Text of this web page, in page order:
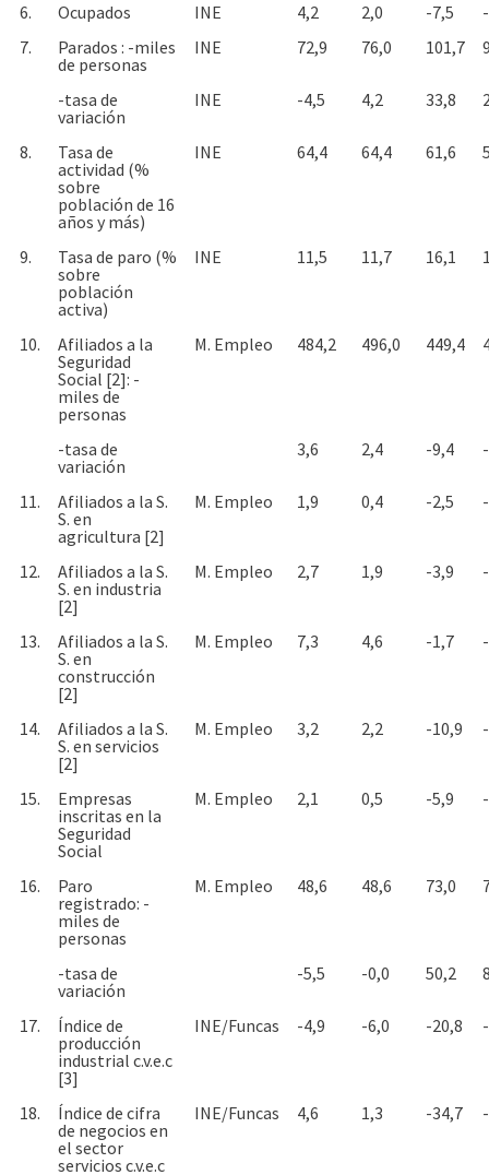
6. Ocupados INE 4,2 2,0 -7,5
7.
Parados : -miles
de personas
INE 72,9 76,0 101,7
-tasa de
variación
INE -4,5 4,2 33,8
8.
Tasa de
actividad (%
sobre
población de 16
años y más)
INE 64,4 64,4 61,6
9.
Tasa de paro (%
sobre
población
activa)
INE 11,5 11,7 16,1
10.
Afiliados a la
Seguridad
Social [2]: -
miles de
personas
M. Empleo 484,2 496,0 449,4
-tasa de
variación
3,6 2,4 -9,4
11.
Afiliados a la S.
S. en
agricultura [2]
M. Empleo 1,9 0,4 -2,5
12.
Afiliados a la S.
S. en industria
[2]
M. Empleo 2,7 1,9 -3,9
13.
Afiliados a la S.
S. en
construcción
[2]
M. Empleo 7,3 4,6 -1,7
14.
Afiliados a la S.
S. en servicios
[2]
M. Empleo 3,2 2,2 -10,9
15.
Empresas
inscritas en la
Seguridad
Social
M. Empleo 2,1 0,5 -5,9
16.
Paro
registrado: -
miles de
personas
M. Empleo 48,6 48,6 73,0
-tasa de
variación
-5,5 -0,0 50,2
17.
Índice de
producción
industrial c.v.e.c
[3]
INE/Funcas -4,9 -6,0 -20,8
18.
Índice de cifra
de negocios en
el sector
servicios c.v.e.c
INE/Funcas 4,6 1,3 -34,7